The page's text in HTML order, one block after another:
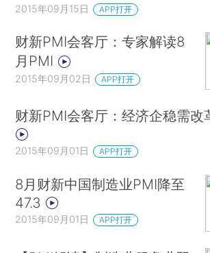
2015年09月15日 APP打开
财新PMI会客厅：专家解读8
月PMI
2015年09月02日 APP打开
财新PMI会客厅：经济企稳需改
2015年09月01日 APP打开
8月财新中国制造业PMI降至
47.3
2015年09月01日 APP打开